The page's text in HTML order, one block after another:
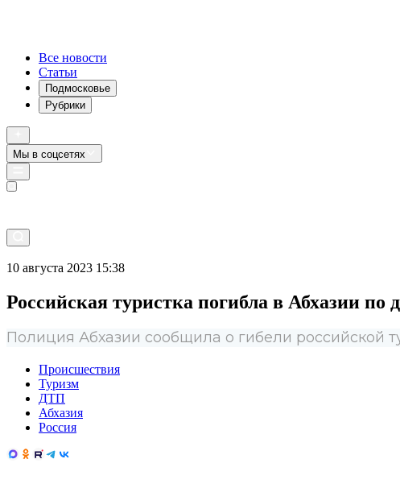
Все новости
Статьи
Подмосковье
Рубрики
Мы в соцсетях
10 августа 2023 15:38
Российская туристка погибла в Абхазии по
Полиция Абхазии сообщила о гибели российской
Происшествия
Туризм
ДТП
Абхазия
Россия